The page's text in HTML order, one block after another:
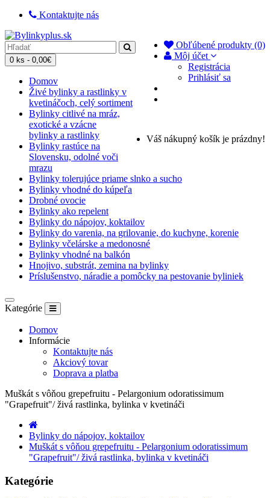
Kontaktujte nás
Obľúbené produkty (0)
Môj účet
Registrácia
Prihlásiť sa
0 ks - 0,00€
Váš nákupný košík je prázdny!
Domov
Živé bylinky a rastlinky v
kvetináčoch, celý sortiment
Bylinky citlivé na mráz,
exotické a vzácne
bylinky a rastlinky
Bylinky rastúce na
Slovensku, odolné voči
mrazu
Bylinky tolerujúce priame slnko a sucho
Bylinky vhodné do kúpeľa
Drobné ovocie
Bylinky ako repelent
Bylinky do nápojov, koktailov
Bylinky do varenia, na grilovanie, do kuchyne, korenie
Bylinky včelárske a medonosné
Bylinky vhodné na balkón
Hnojivo, substrát, zemina na bylinky
Príslušenstvo, náradie a pomôcky na pestovanie byliniek
Kategórie
Domov
Informácie
Kontaktujte nás
Akciový tovar
Doprava a platba
Muškát s vôňou grepefruitu - Pelargonium odoratissimum
"Grapefruit"/ živá rastlinka, bylinka v kvetináči
Bylinky do nápojov, koktailov
Muškát s vôňou grepefruitu - Pelargonium odoratissimum
"Grapefruit"/ živá rastlinka, bylinka v kvetináči
Kategórie